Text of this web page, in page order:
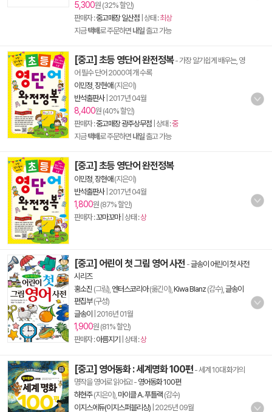
5,300원 (32% 할인)
판매자 :중고매장 일산점 | 상태 :최상
지금택배로 주문하면 내일출고 가능
[중고] 초등 영단어 완전정복- 가장 알기쉽게 배우는, 영
어 필수 단어 2000여 개 수록
이민정 장현애 (지은이)
반석출판사| 2017년 04월
8,400원 (40% 할인)
판매자 :중고매장 광주상무점 | 상태 :중
지금택배로 주문하면 내일출고 가능
[중고] 초등 영단어 완전정복
이민정 장현애 (지은이)
반석출판사| 2017년 04월
1,800원 (87% 할인)
판매자 :꼬마꼬마| 상태 :상
[중고] 어린이 첫 그림 영어 사전 -글송이 어린이 첫 사전
시리즈
홍소진 (그림), 엔터스코리아(옮긴이), Kiwa Blanz (감수), 글송이
편집부(구성)
글송이
2016년 01월
1,900원 (81% 할인)
판매자 :아름지기 | 상태 :상
[중고] 영어동화 : 세계명화 100편 - 세계 10대 화가의
명작을 영어로 읽어요!- 영어동화 100편
하현주(지은이), 마이클 A. 푸틀랙 (감수)
이지스에듀(이지스퍼블리싱) 2025년 09월